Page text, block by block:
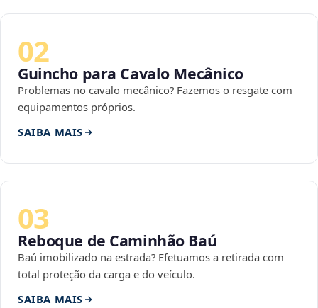
02
Guincho para Cavalo Mecânico
Problemas no cavalo mecânico? Fazemos o resgate com
equipamentos próprios.
SAIBA MAIS
03
Reboque de Caminhão Baú
Baú imobilizado na estrada? Efetuamos a retirada com
total proteção da carga e do veículo.
SAIBA MAIS